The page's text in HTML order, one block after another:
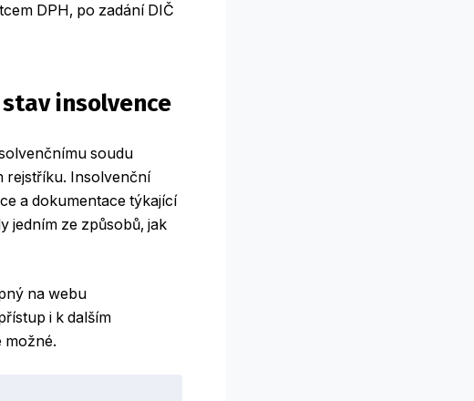
DPH, po zadání DIČ
insolvence
soudu
rejstříku. Insolvenční
a dokumentace týkající
jedním ze způsobů, jak
na webu
i k dalším
možné.